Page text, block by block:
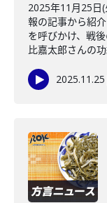
2025年11月25日
報の記事から紹
を呼びかけ、戦
比嘉太郎さんの
2025.11.25